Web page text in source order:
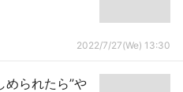
2022/7/27(We) 13:30
められたら”や